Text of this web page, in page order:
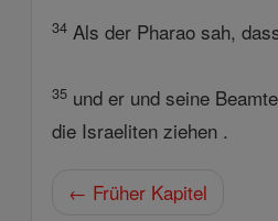
34 Als der Pharao sah,
35 und er und seine
die Israeliten ziehen .
← Früher Kapitel